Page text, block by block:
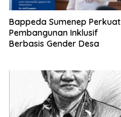
Bappeda Sumenep Perkuat
Pembangunan Inklusif
Berbasis Gender Desa